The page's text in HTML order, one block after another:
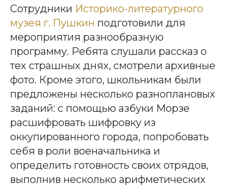
Сотрудники Историко-литературного
музея г. Пушкин подготовили для
мероприятия разнообразную
программу. Ребята слушали рассказ о
тех страшных днях, смотрели архивные
фото. Кроме этого, школьникам были
предложены несколько разноплановых
заданий: с помощью азбуки Морзе
расшифровать шифровку из
оккупированного города, попробовать
себя в роли военачальника и
определить готовность своих отрядов,
выполнив несколько арифметических